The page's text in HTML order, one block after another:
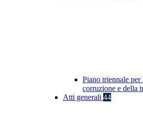
Piano triennale
corruzione e della
Atti generali 44